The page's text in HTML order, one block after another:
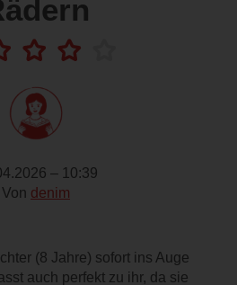
– 10:39
Von denim
(8 Jahre) sofort ins Auge
auch perfekt zu ihr, da sie